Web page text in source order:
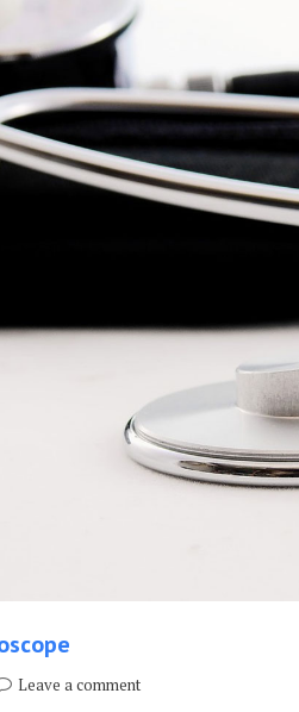
Leave a comment